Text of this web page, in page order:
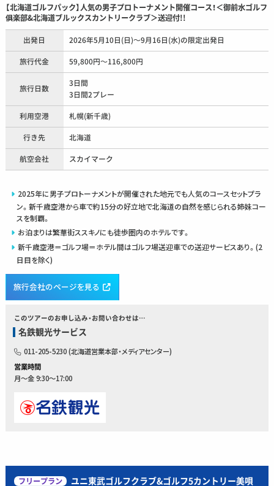
【北海道ゴルフパック】人気の男子プロトーナメント開催コース！＜御前水ゴルフ
俱楽部&北海道ブルックスカントリークラブ＞送迎付!!
出発日 2026年5月10日(日)～9月16日(水)の限定出発日
旅行代金 59,800円～116,800円
旅行日数
3日間
3日間2プレー
利用空港 札幌(新千歳)
行き先 北海道
航空会社 スカイマーク
2025年に男子プロトーナメントが開催された地元でも人気のコースセットプラ
ン。新千歳空港から車で約15分の好立地で北海道の自然を感じられる姉妹コー
スを制覇。
お泊まりは繁華街ススキノにも徒歩圏内のホテルです。
新千歳空港＝ゴルフ場＝ホテル間はゴルフ場送迎車での送迎サービスあり。(2
日目を除く)
旅行会社のページを見る
このツアーのお申し込み・お問い合わせは…
名鉄観光サービス
011-205-5230 (北海道営業本部・メディアセンター)
営業時間
月～金 9:30～17:00
フリープラン
ユニ東武ゴルフクラブ&ゴルフ5カントリー美唄